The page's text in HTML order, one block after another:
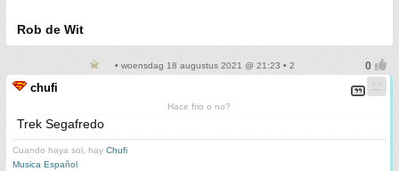
Rob de Wit
• woensdag 18 augustus 2021 @ 21:23 • 2
chufi
Hace frio o no?
Trek Segafredo
Cuando haya sol, hay Chufi
Musica Español